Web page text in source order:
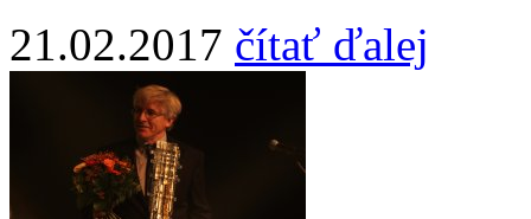
21.02.2017 čítať ďalej